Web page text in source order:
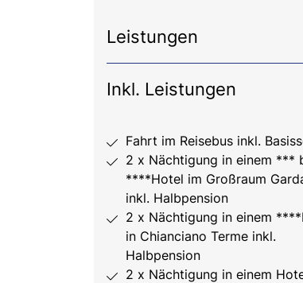
Leistungen
Inkl. Leistungen
Fahrt im Reisebus inkl.
2 x Nächtigung in einem ***
****Hotel im Großraum
inkl. Halbpension
2 x Nächtigung in einem
in Chianciano Terme inkl.
Halbpension
2 x Nächtigung in einem